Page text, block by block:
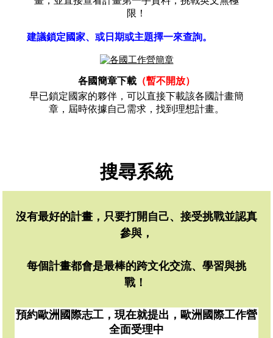
限！
建議鎖定國家、或日期或主題擇一來查詢。
各國簡章下載 （暫不開放）
早已鎖定國家的夥伴，可以直接下載該各國計畫簡
章，屆時依據自己需求，找到理想計畫。
搜尋系統
沒有最好的計畫，只要打開自己、接受挑戰並認真
參與，
每個計畫都會是最棒的跨文化交流、學習與挑
戰！
預約歐洲國際志工，現在就提出，歐洲國際工作營
全面受理中